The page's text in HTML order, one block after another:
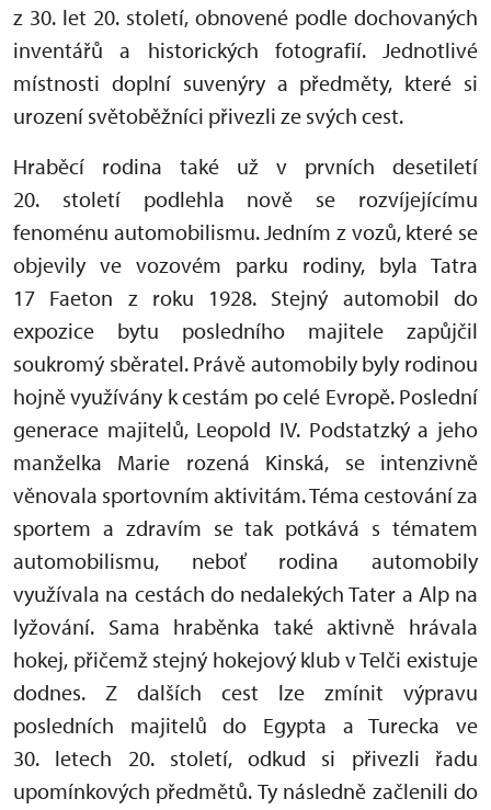
z 30. let 20. století, obnovené podle dochovaných
inventářů a historických fotografií. Jednotlivé
místnosti doplní suvenýry a předměty, které si
urození světoběžníci přivezli ze svých cest.
Hraběcí rodina také už v prvních desetiletí
20. století podlehla nově se rozvíjejícímu
fenoménu automobilismu. Jedním z vozů, které se
objevily ve vozovém parku rodiny, byla Tatra
17 Faeton z roku 1928. Stejný automobil do
expozice bytu posledního majitele zapůjčil
soukromý sběratel. Právě automobily byly rodinou
hojně využívány k cestám po celé Evropě. Poslední
generace majitelů, Leopold IV. Podstatzký a jeho
manželka Marie rozená Kinská, se intenzivně
věnovala sportovním aktivitám. Téma cestování za
sportem a zdravím se tak potkává s tématem
automobilismu, neboť rodina automobily
využívala na cestách do nedalekých Tater a Alp na
lyžování. Sama hraběnka také aktivně hrávala
hokej, přičemž stejný hokejový klub v Telči existuje
dodnes. Z dalších cest lze zmínit výpravu
posledních majitelů do Egypta a Turecka ve
30. letech 20. století, odkud si přivezli řadu
upomínkových předmětů. Ty následně začlenili do